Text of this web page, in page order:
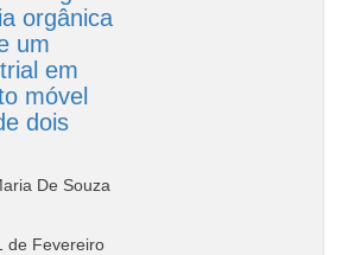
orgânica
um
em
móvel
dois
De Souza
de Fevereiro